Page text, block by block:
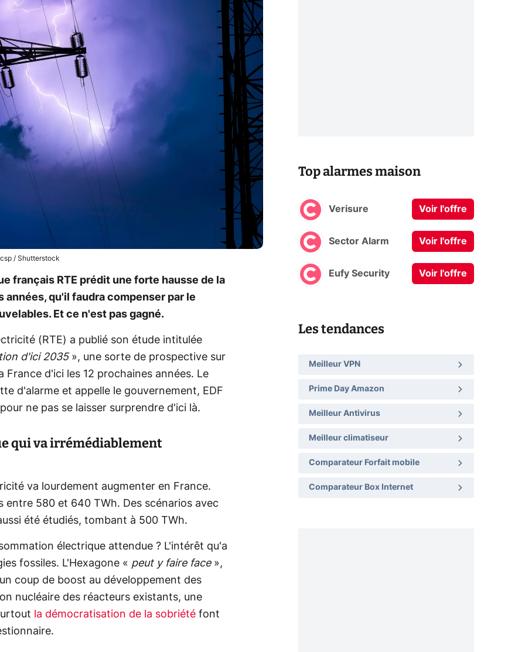
/ Shutterstock
français RTE prédit une forte hausse de la
qu'il faudra compenser par le
Et ce n'est pas gagné.
(RTE) a publié son étude intitulée
d'ici 2035», une sorte de prospective sur
d'ici les 12 prochaines années. Le
d'alarme et appelle le gouvernement, EDF
ne pas se laisser surprendre d'ici là.
qui va irrémédiablement
va lourdement augmenter en France.
entre 580 et 640 TWh. Des scénarios avec
été étudiés, tombant à 500 TWh.
électrique attendue ? L'intérêt qu'a
fossiles. L'Hexagone « peut y faire face»,
coup de boost au développement des
nucléaire des réacteurs existants, une
la démocratisation de la sobriété font
Top alarmes maison
Verisure Voir l'offre
Sector Alarm Voir l'offre
Eufy Security Voir l'offre
Les tendances
Meilleur VPN
Prime Day Amazon
Meilleur Antivirus
Meilleur climatiseur
Comparateur Forfait mobile
Comparateur Box Internet